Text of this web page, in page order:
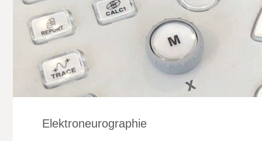
Elektroneurographie